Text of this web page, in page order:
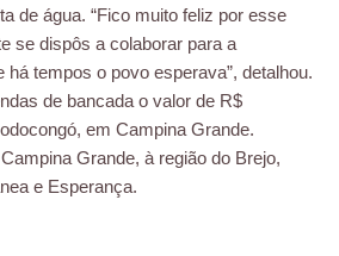
de água. “Fico muito feliz por esse
se dispôs a colaborar para a
tempos o povo esperava”, detalhou.
de bancada o valor de R$
em Campina Grande.
Grande, à região do Brejo,
e Esperança.